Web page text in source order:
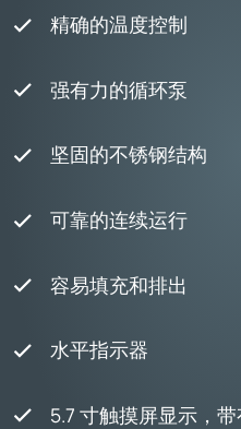
精确的温度控制
强有力的循环泵
坚固的不锈钢结构
可靠的连续运行
容易填充和排出
水平指示器
5.7 寸触摸屏显示，